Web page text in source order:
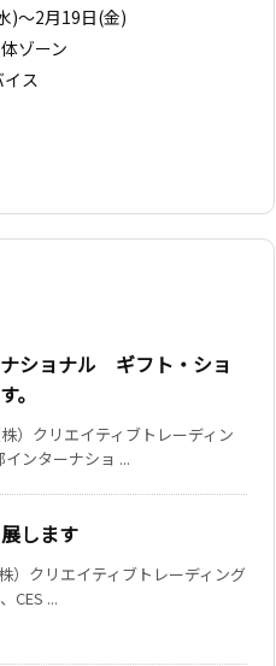
)～2月19日(金)
ゾーン
ス
ショナル ギフト・ショ
。
）クリエイティブトレーディン
ンターナショ ...
します
）クリエイティブトレーディング
CES ...